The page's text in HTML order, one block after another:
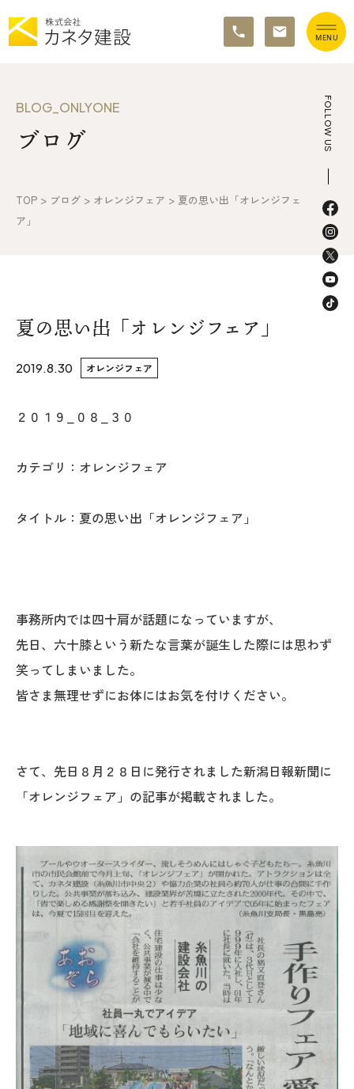
イベント情報
施工の流れ&アフターサポート
お知らせ
ISSH糸魚川住宅認定基準
会社案内
スタッフ紹介
ブログ
各種事業
採用情報
協力会社の皆様へ
住まいのなんでも相談
土地･空き家 不動産相談
移住と暮らし相談
お問い合わせ
FOLLOW US
BLOG_ONLYONE
ブログ
TOP > ブログ > オレンジフェア > 夏の思い出「オレンジフェ
ア」
夏の思い出「オレンジフェア」
2019.8.30 オレンジフェア
２０１９_０８_３０
カテゴリ：オレンジフェア
タイトル：夏の思い出「オレンジフェア」
事務所内では四十肩が話題になっていますが、
先日、六十膝という新たな言葉が誕生した際には思わず
笑ってしまいました。
皆さま無理せずにお体にはお気を付けください。
さて、先日８月２８日に発行されました新潟日報新聞に
「オレンジフェア」の記事が掲載されました。